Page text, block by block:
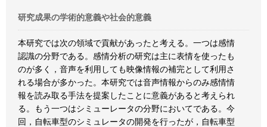
研究成果の学術的意義や社会的意義
本研究では次の領域で貢献があったと考える。一つは感情
認識の分野である。感情分析の研究は主に表情を使ったも
のが多く，音声を利用しても映像情報の補完として利用さ
れる場合が多かった。本研究では音声情報からのみ感情情
報を読み取る手法を提案したことに意義があると考えられ
る。もう一つはシミューレータの分野においてである。今
回，自転車型のシミュレータの開発を行ったが，自転車型